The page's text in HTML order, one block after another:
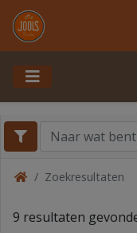
Zoekresultaten
9 resultaten